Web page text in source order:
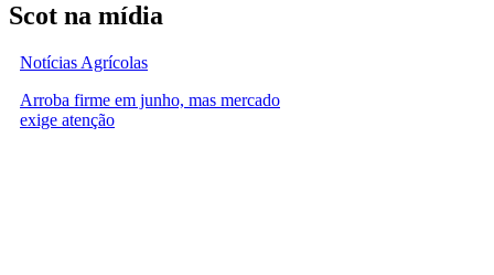
Scot na mídia
Notícias Agrícolas
Arroba firme em junho, mas mercado
exige atenção